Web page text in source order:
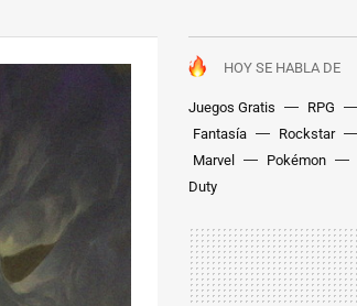
HOY SE HABLA DE
Juegos Gratis RPG
Fantasía
Rockstar
Marvel
Pokémon
Duty